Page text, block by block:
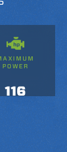
POWER
116